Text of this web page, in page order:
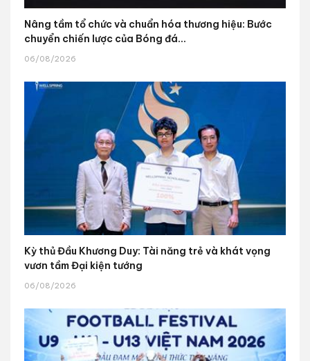
Nâng tầm tổ chức và chuẩn hóa thương hiệu: Bước
chuyển chiến lược của Bóng đá...
06/08/2026
Kỳ thủ Đầu Khương Duy: Tài năng trẻ và khát vọng
vươn tầm Đại kiện tướng
06/08/2026